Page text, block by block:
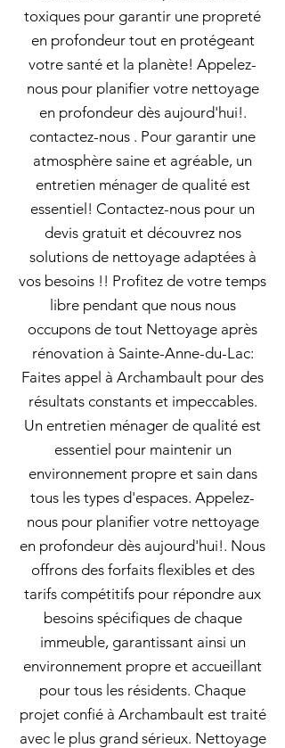
toxiques pour garantir une propreté
en profondeur tout en protégeant
votre santé et la planète! Appelez-
nous pour planifier votre nettoyage
en profondeur dès aujourd'hui!.
contactez-nous . Pour garantir une
atmosphère saine et agréable, un
entretien ménager de qualité est
essentiel! Contactez-nous pour un
devis gratuit et découvrez nos
solutions de nettoyage adaptées à
vos besoins !! Profitez de votre temps
libre pendant que nous nous
occupons de tout Nettoyage après
rénovation à Sainte-Anne-du-Lac:
Faites appel à Archambault pour des
résultats constants et impeccables.
Un entretien ménager de qualité est
essentiel pour maintenir un
environnement propre et sain dans
tous les types d'espaces. Appelez-
nous pour planifier votre nettoyage
en profondeur dès aujourd'hui!. Nous
offrons des forfaits flexibles et des
tarifs compétitifs pour répondre aux
besoins spécifiques de chaque
immeuble, garantissant ainsi un
environnement propre et accueillant
pour tous les résidents. Chaque
projet confié à Archambault est traité
avec le plus grand sérieux. Nettoyage